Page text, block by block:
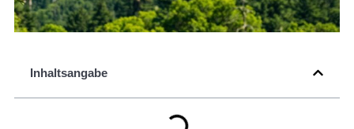
Inhaltsangabe